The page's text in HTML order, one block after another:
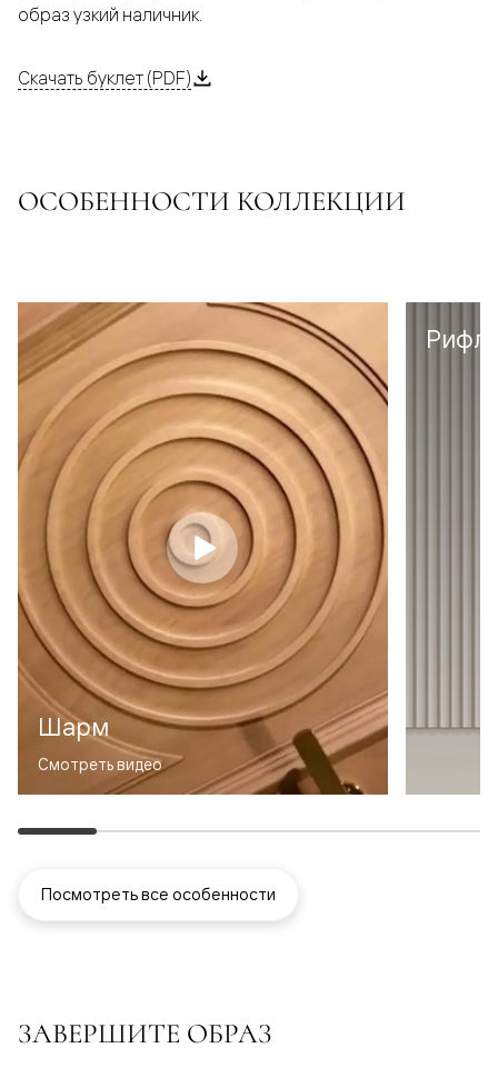
образ узкий наличник.
Скачать буклет (PDF)
ОСОБЕННОСТИ КОЛЛЕКЦИИ
Шарм
Смотреть видео
Посмотреть все особенности
ЗАВЕРШИТЕ ОБРАЗ